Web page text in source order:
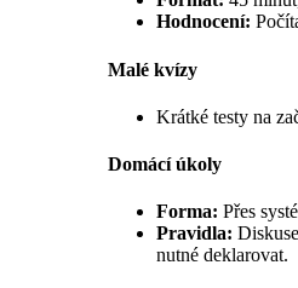
Hodnocení:
Malé kvízy
Krátké testy na
Domácí úkoly
Forma: Přes
Pravidla:
nutné deklarovat.